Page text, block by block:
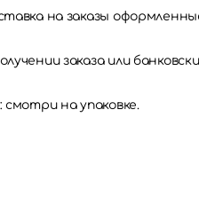
на заказы
заказа или
на упаковке.